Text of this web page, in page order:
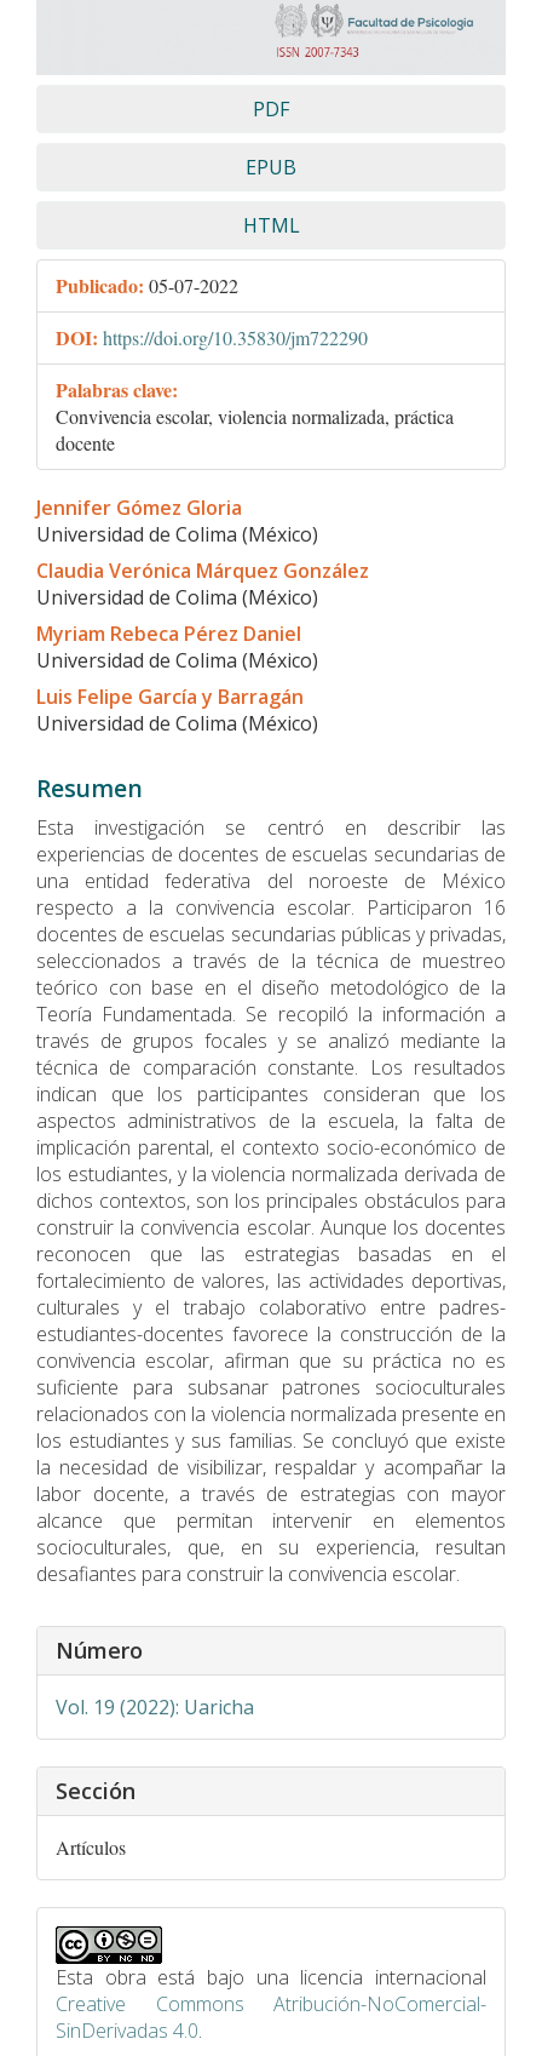
PDF
EPUB
HTML
Publicado: 05-07-2022
DOI: https://doi.org/10.35830/jm722290
Palabras clave:
Convivencia escolar, violencia normalizada, práctica
docente
Contenido
principal
del
artículo
Jennifer Gómez Gloria
Universidad de Colima (México)
Claudia Verónica Márquez González
Universidad de Colima (México)
Myriam Rebeca Pérez Daniel
Universidad de Colima (México)
Luis Felipe García y Barragán
Universidad de Colima (México)
Resumen
Esta investigación se centró en describir las
experiencias de docentes de escuelas secundarias de
una entidad federativa del noroeste de México
respecto a la convivencia escolar. Participaron 16
docentes de escuelas secundarias públicas y privadas,
seleccionados a través de la técnica de muestreo
teórico con base en el diseño metodológico de la
Teoría Fundamentada. Se recopiló la información a
través de grupos focales y se analizó mediante la
técnica de comparación constante. Los resultados
indican que los participantes consideran que los
aspectos administrativos de la escuela, la falta de
implicación parental, el contexto socio-económico de
los estudiantes, y la violencia normalizada derivada de
dichos contextos, son los principales obstáculos para
construir la convivencia escolar. Aunque los docentes
reconocen que las estrategias basadas en el
fortalecimiento de valores, las actividades deportivas,
culturales y el trabajo colaborativo entre padres-
estudiantes-docentes favorece la construcción de la
convivencia escolar, afirman que su práctica no es
suficiente para subsanar patrones socioculturales
relacionados con la violencia normalizada presente en
los estudiantes y sus familias. Se concluyó que existe
la necesidad de visibilizar, respaldar y acompañar la
labor docente, a través de estrategias con mayor
alcance que permitan intervenir en elementos
socioculturales, que, en su experiencia, resultan
desafiantes para construir la convivencia escolar.
Detalles
del
Número
Vol. 19 (2022): Uaricha
Sección
Artículos
Esta obra está bajo una licencia internacional
Creative Commons Atribución-NoComercial-
SinDerivadas 4.0.